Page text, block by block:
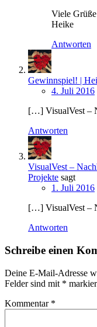
Viele Grüße
Heike
Antworten
Gewinnspiel! |
4. Juli 2016
[…] VisualVest –
Antworten
VisualVest –
Projekte sagt
1. Juli 2016
[…] VisualVest –
Antworten
Schreibe einen
Deine E-Mail-Adresse
Felder sind mit *
Kommentar *